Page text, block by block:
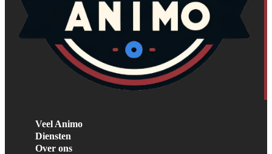
Veel Animo
Diensten
Over ons